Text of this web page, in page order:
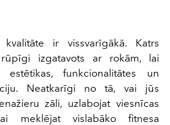
ir vissvarīgākā. Katrs
izgatavots ar rokām, lai
funkcionalitātes un
Neatkarīgi no tā, vai jūs
zāli, uzlabojat viesnīcas
meklējat vislabāko fitnesa